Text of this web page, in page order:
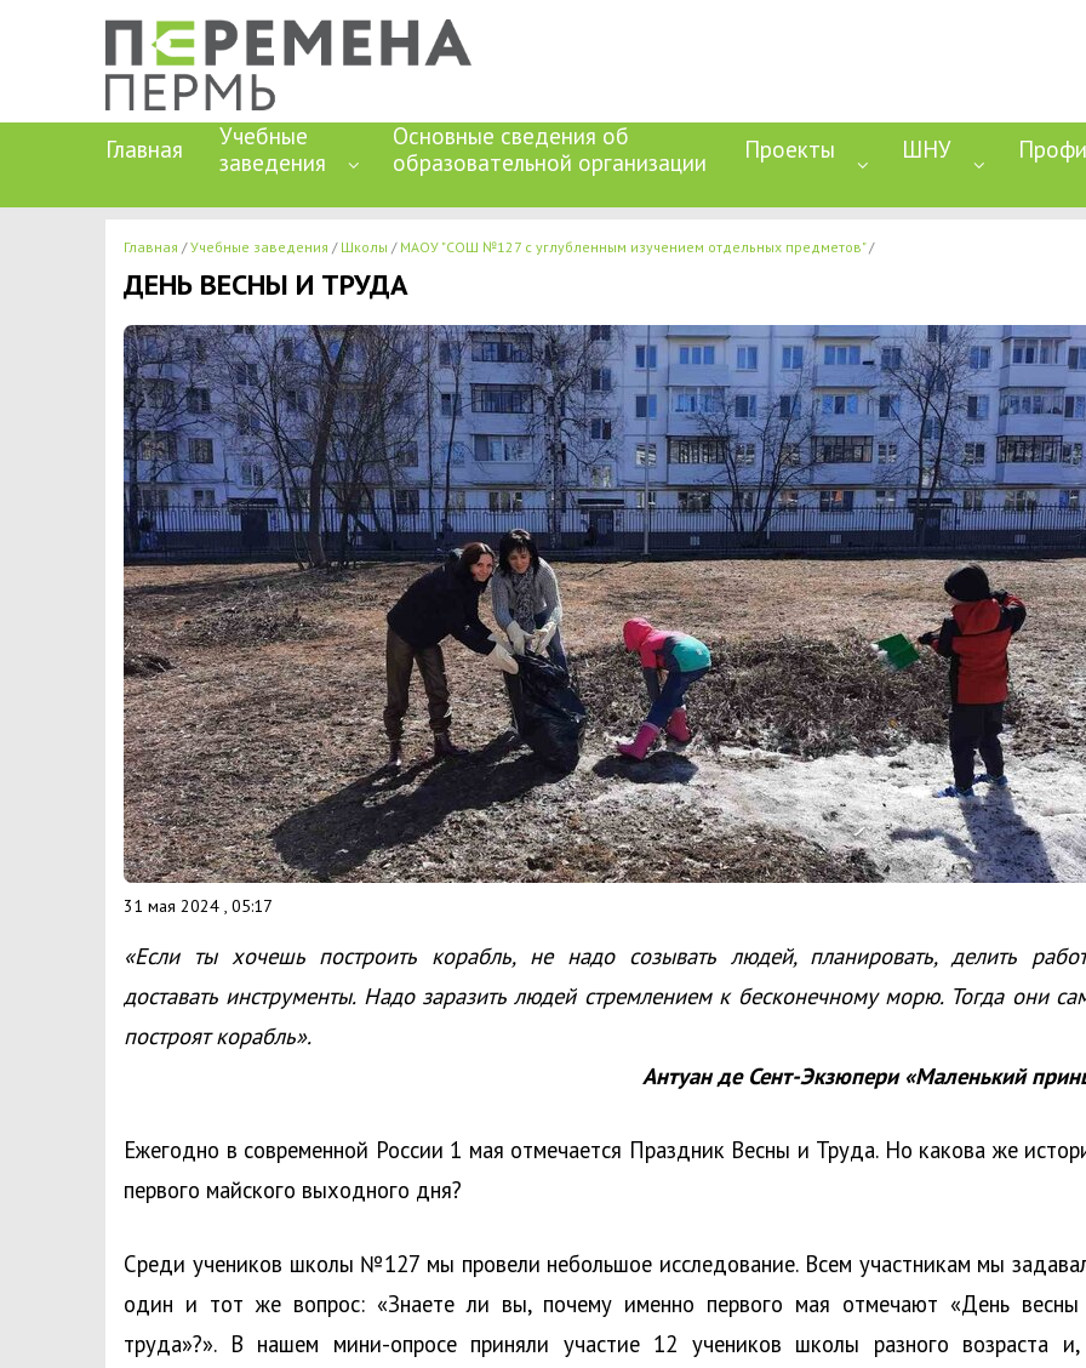
Главная
Учебные
заведения
Основные сведения об
образовательной организации
Проекты ШНУ
Главная Учебные заведения Школы МАОУ "СОШ №127 с углубленным изучением отдельных предметов"
ДЕНЬ ВЕСНЫ И ТРУДА
31 мая 2024 , 05:17
«Если ты хочешь построить корабль, не надо созывать людей, планировать, делить
доставать инструменты. Надо заразить людей стремлением к бесконечному морю. Тогда они
построят корабль».
Антуан де Сент-Экзюпери «Маленький
Ежегодно в современной России 1 мая отмечается Праздник Весны и Труда. Но какова же
первого майского выходного дня?
Среди учеников школы №127 мы провели небольшое исследование. Всем участникам мы
один и тот же вопрос: «Знаете ли вы, почему именно первого мая отмечают «День
труда»?». В нашем мини-опросе приняли участие 12 учеников школы разного возраста